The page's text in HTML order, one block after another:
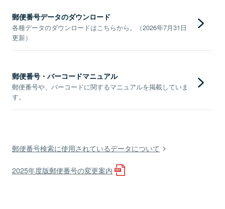
郵便番号データのダウンロード
各種データのダウンロードはこちらから。（2026年7月31日
更新）
郵便番号・バーコードマニュアル
郵便番号や、バーコードに関するマニュアルを掲載していま
す。
郵便番号検索に使用されているデータについて
2025年度版郵便番号の変更案内